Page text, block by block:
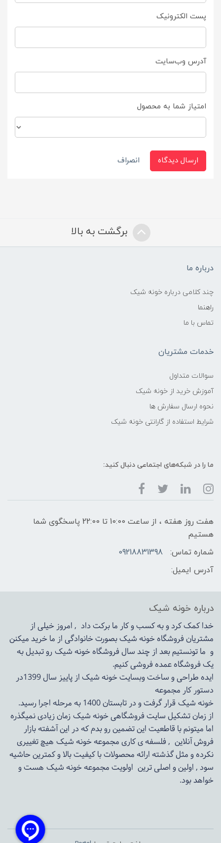
پست الکترونیک
آدرس وب‌سایت
امتیاز شما به محصول
ارسال دیدگاه انصراف
برگشت به بالا
درباره ما
چند کلامی درباره خونه شیک
راهنما
تماس با ما
خدمات مشتریان
سوالات متداول
آموزش خرید از خونه شیک
نحوه ارسال سفارش ها
شرایط استفاده از گارانتی خونه شیک
ما را در شبکه‌های اجتماعی دنبال کنید:
هفت روز هفته ، از ساعت 10:00 تا 22:00 پاسخگوی شما
هستیم
شماره تماس:
09218831398
آدرس ایمیل:
درباره خونه شیک
خدا کمک کرد و به کسب و کار ما برکت داد , امروز خیلی از
مشتریان فروشگاه خونه شیک بصورت خانوادگی از ما خرید میکنن
و ما تونستیم بعد از چند سال فروشگاهخونه شیکرو تبدیل به
یک فروشگاه عمده فروشی کنیم.
ایده طراحی و ساخت وبسایت خونه شیک از پاییز سال 1399در
دستور کار مجموعه
خونه شیک قرار گرفت و در تابستان 1400 به مرحله اجرا رسید.
از زمان تشکیل سایت فروشگاهیخونه شیکزمان زیادی نمیگذره
اما میتونم با قاطعیت این تضمین رو بدم که در این آشفته بازار
فروش آنلاین , فلسفه ی کاری مجموعهخونه شیک هیچ تغییری
نکرده و مثل گذشته ارائه محصولات با کیفیت بالا و کمترین حاشیه
سود , اولین و اصلی ترین اولویت مجموعهخونه شیک هست و
خواهد بود.